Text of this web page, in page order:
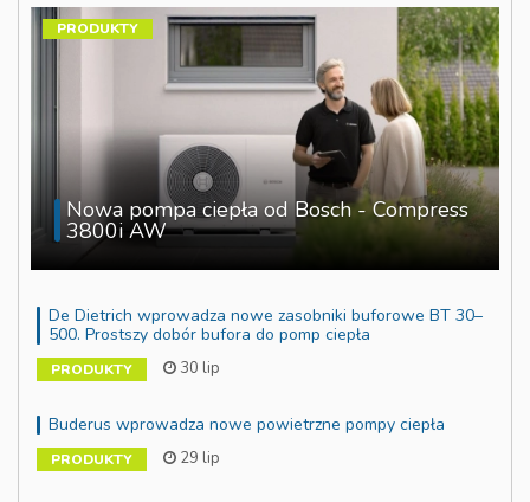
Nowa pompa ciepła od Bosch - Compress
3800i AW
PRODUKTY
De Dietrich wprowadza nowe zasobniki buforowe BT 30–
500. Prostszy dobór bufora do pomp ciepła
PRODUKTY 30 lip
Buderus wprowadza nowe powietrzne pompy ciepła
PRODUKTY 29 lip